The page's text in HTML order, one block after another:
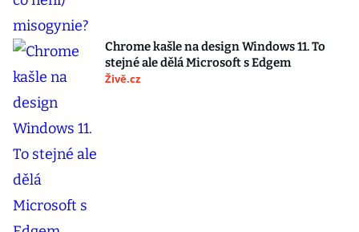
Chrome kašle na design Windows 11. To
stejné ale dělá Microsoft s Edgem
Živě.cz